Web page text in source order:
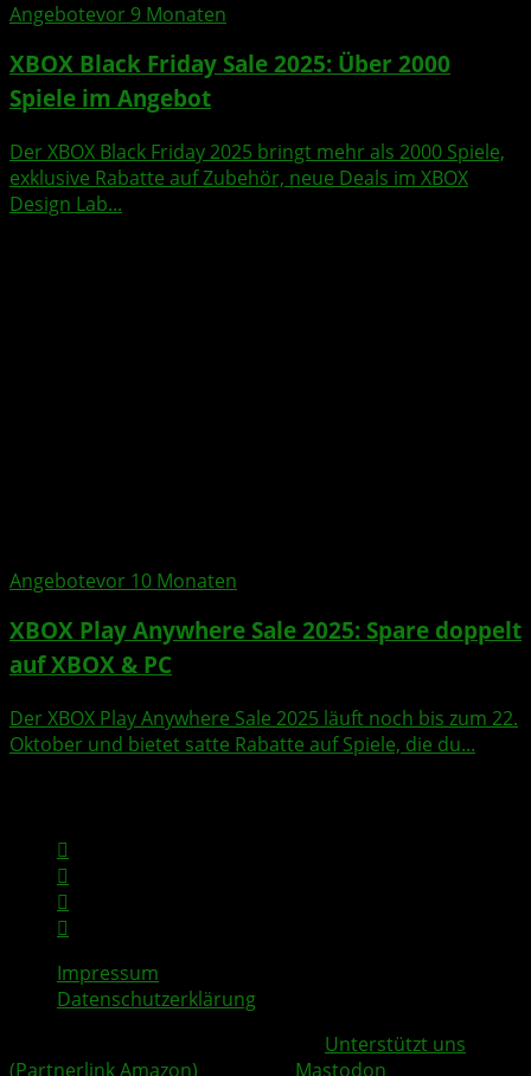
Angebotevor 9 Monaten
XBOX Black Friday Sale 2025: Über 2000
Spiele im Angebot
Der XBOX Black Friday 2025 bringt mehr als 2000 Spiele,
exklusive Rabatte auf Zubehör, neue Deals im XBOX
Design Lab...
Angebotevor 10 Monaten
XBOX Play Anywhere Sale 2025: Spare doppelt
auf XBOX & PC
Der XBOX Play Anywhere Sale 2025 läuft noch bis zum 22.
Oktober und bietet satte Rabatte auf Spiele, die du...
Impressum
Datenschutzerklärung
Unterstützt uns
(Partnerlink Amazon)
Mastodon